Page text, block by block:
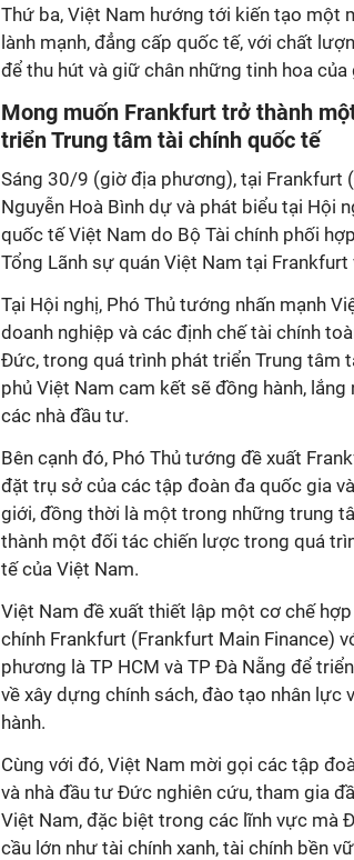
Thứ ba, Việt Nam hướng tới kiến tạo một
lành mạnh, đẳng cấp quốc tế, với chất
để thu hút và giữ chân những tinh hoa của
Mong muốn Frankfurt trở thành
triển Trung tâm tài chính quốc tế
Sáng 30/9 (giờ địa phương), tại
Nguyễn Hoà Bình dự và phát biểu tại Hội
quốc tế Việt Nam do Bộ Tài chính phối
Tổng Lãnh sự quán Việt Nam tại
Tại Hội nghị, Phó Thủ tướng nhấn mạnh
doanh nghiệp và các định chế tài chính
Đức, trong quá trình phát triển Trung tâm
phủ Việt Nam cam kết sẽ đồng hành,
các nhà đầu tư.
Bên cạnh đó, Phó Thủ tướng đề xuất
đặt trụ sở của các tập đoàn đa quốc gia
giới, đồng thời là một trong những trung
thành một đối tác chiến lược trong quá
tế của Việt Nam.
Việt Nam đề xuất thiết lập một cơ chế
chính Frankfurt (Frankfurt Main Finance)
phương là TP HCM và TP Đà Nẵng để
về xây dựng chính sách, đào tạo nhân lực
hành.
Cùng với đó, Việt Nam mời gọi các tập
và nhà đầu tư Đức nghiên cứu, tham gia
Việt Nam, đặc biệt trong các lĩnh vực mà
cầu lớn như tài chính xanh, tài chính bền